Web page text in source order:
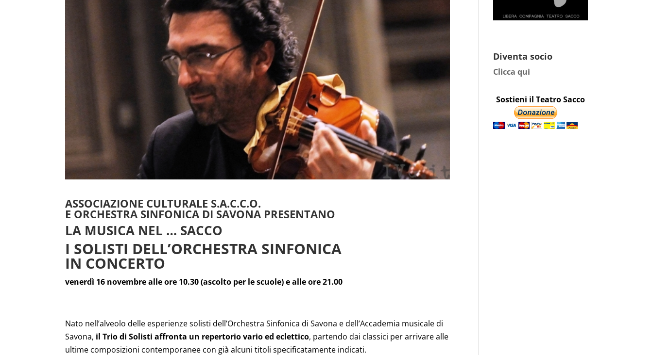
ASSOCIAZIONE CULTURALE S.A.C.C.O.
E ORCHESTRA SINFONICA DI SAVONA PRESENTANO
LA MUSICA NEL … SACCO
I SOLISTI DELL’ORCHESTRA SINFONICA
IN CONCERTO
venerdì 16 novembre alle ore 10.30 (ascolto per le scuole) e alle ore 21.00
Nato nell’alveolo delle esperienze solisti dell’Orchestra Sinfonica di Savona e dell’Accademia musicale di
Savona, il Trio di Solisti affronta un repertorio vario ed eclettico, partendo dai classici per arrivare alle
ultime composizioni contemporanee con già alcuni titoli specificatamente indicati.
Diventa socio
Clicca qui
Sostieni il Teatro Sacco